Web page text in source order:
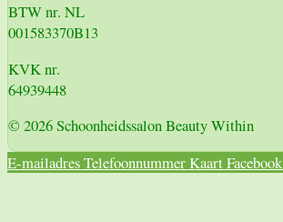
BTW nr. NL
001583370B13
KVK nr.
64939448
© 2026 Schoonheidssalon Beauty Within
E-mailadresTelefoonnummerKaartFacebook